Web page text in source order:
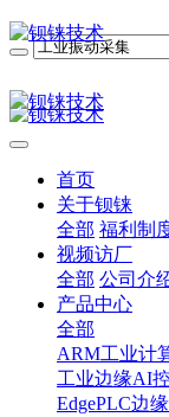
首页
关于钡铼
全部 福利制
视频访厂
全部 公司介
产品中心
全部
ARM工业计
工业边缘AI
EdgePLC边